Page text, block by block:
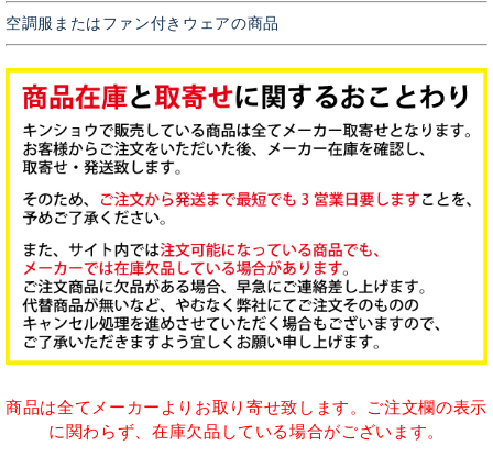
空調服またはファン付きウェアの商品
商品は全てメーカーよりお取り寄せ致します。ご注文欄の表示
に関わらず、在庫欠品している場合がございます。